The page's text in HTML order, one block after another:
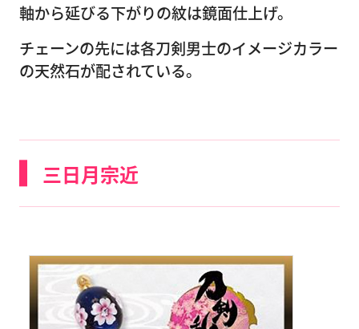
軸から延びる下がりの紋は鏡面仕上げ。
チェーンの先には各刀剣男士のイメージカラー
の天然石が配されている。
三日月宗近